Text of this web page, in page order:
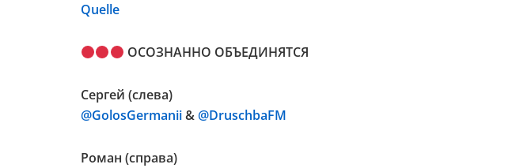
Quelle
ОСОЗНАННО ОБЪЕДИНЯТСЯ
Сергей (слева)
@GolosGermanii&@DruschbaFM
Роман (справа)